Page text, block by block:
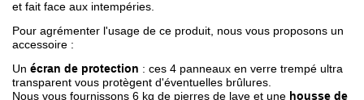
et fait face aux intempéries.
Pour agrémenter l'usage de ce produit, nous vous proposons un
accessoire :
Un écran de protection : ces 4 panneaux en verre trempé ultra
transparent vous protègent d'éventuelles brûlures.
Nous vous fournissons 6 kg de pierres de lave et une housse de